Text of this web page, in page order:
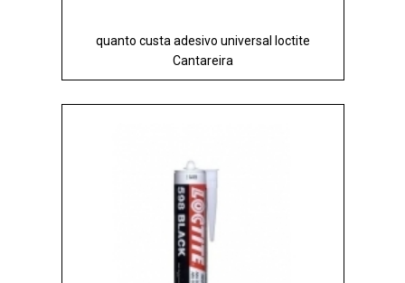
quanto custa adesivo universal loctite
Cantareira